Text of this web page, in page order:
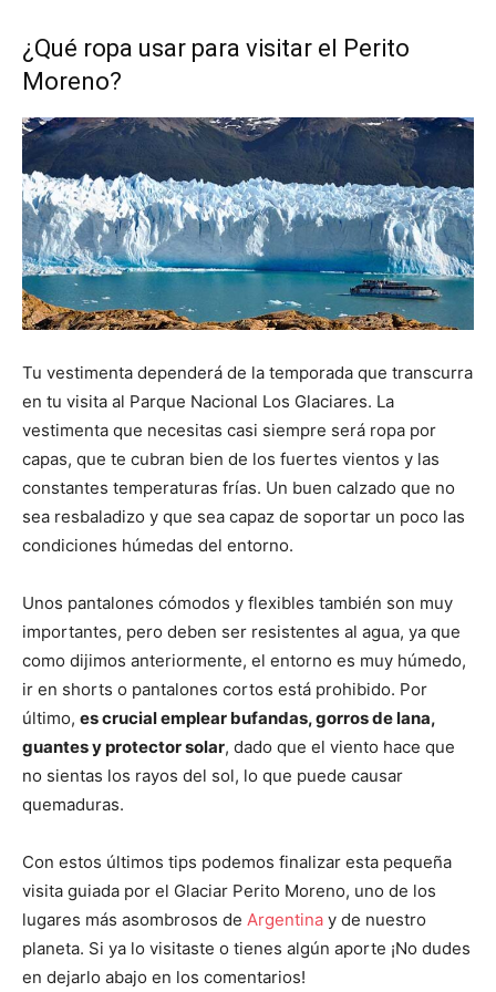
¿Qué ropa usar para visitar el Perito
Moreno?
Tu vestimenta dependerá de la temporada que transcurra
en tu visita al Parque Nacional Los Glaciares. La
vestimenta que necesitas casi siempre será ropa por
capas, que te cubran bien de los fuertes vientos y las
constantes temperaturas frías. Un buen calzado que no
sea resbaladizo y que sea capaz de soportar un poco las
condiciones húmedas del entorno.
Unos pantalones cómodos y flexibles también son muy
importantes, pero deben ser resistentes al agua, ya que
como dijimos anteriormente, el entorno es muy húmedo,
ir en shorts o pantalones cortos está prohibido. Por
último, es crucial emplear bufandas, gorros de lana,
guantes y protector solar, dado que el viento hace que
no sientas los rayos del sol, lo que puede causar
quemaduras.
Con estos últimos tips podemos finalizar esta pequeña
visita guiada por el Glaciar Perito Moreno, uno de los
lugares más asombrosos de Argentina y de nuestro
planeta. Si ya lo visitaste o tienes algún aporte ¡No dudes
en dejarlo abajo en los comentarios!